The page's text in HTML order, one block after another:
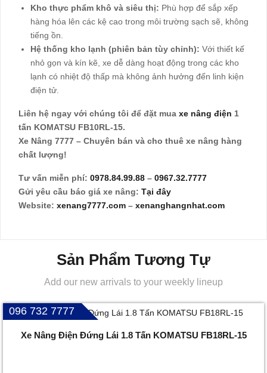
Kho thực phẩm khô và siêu thị: Phù hợp để sắp xếp
hàng hóa lên các kệ cao trong môi trường sạch sẽ, không
tiếng ồn.
Hệ thống kho lạnh (phiên bản tùy chỉnh): Với thiết kế
nhỏ gọn và kín kẽ, xe dễ dàng hoạt động trong các kho
lạnh có nhiệt độ thấp mà không ảnh hưởng đến linh kiện
điện tử.
Liên hệ ngay với chúng tôi để đặt mua xe nâng điện 1
tấn KOMATSU FB10RL-15.
Xe Nâng 7777 – Chuyên bán và cho thuê xe nâng hàng
chất lượng!
Tư vấn miễn phí: 0978.84.99.88 – 0967.32.7777
Gửi yêu cầu báo giá xe nâng: Tại đây
Website: xenang7777.com – xenanghangnhat.com
Sản Phẩm Tương Tự
Add our new arrivals to your weekly lineup
096 732 7777
Xe Nâng Điện Đứng Lái 1.8 Tấn KOMATSU FB18RL-15